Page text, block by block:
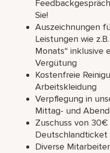
Sie!
Auszeichnungen
Leistungen wie
Monats“ inklusive
Vergütung
Kostenfreie
Arbeitskleidung
Verpflegung in
Mittag- und
Zuschuss von 30€
Deutschlandticket
Diverse